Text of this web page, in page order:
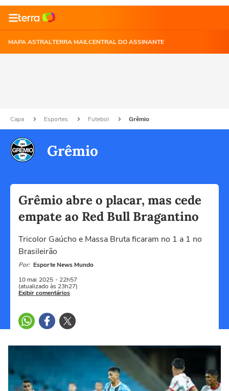
MAPA ASTRALTERRA MAILCENTRAL DO ASSINANTE
Capa Esportes Futebol Grêmio
Grêmio
Grêmio abre o placar, mas cede
empate ao Red Bull Bragantino
Tricolor Gaúcho e Massa Bruta ficaram no 1 a 1 no
Brasileirão
Por: Esporte News Mundo
10 mai 2025 - 22h57
(atualizado às 23h27)
Exibir comentários